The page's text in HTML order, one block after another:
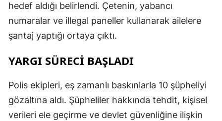
hedef aldığı belirlendi. Çetenin, yabancı
numaralar ve illegal paneller kullanarak ailelere
şantaj yaptığı ortaya çıktı.
YARGI SÜRECİ BAŞLADI
Polis ekipleri, eş zamanlı baskınlarla 10 şüpheliyi
gözaltına aldı. Şüpheliler hakkında tehdit, kişisel
verileri ele geçirme ve devlet güvenliğine ilişkin